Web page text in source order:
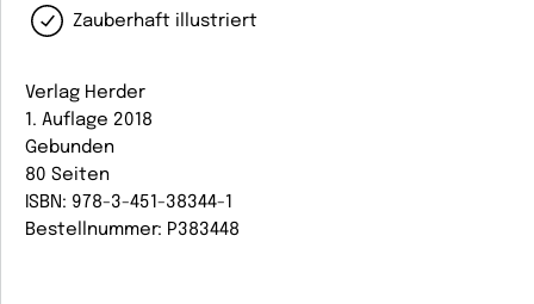
Zauberhaft illustriert
Verlag Herder
1. Auflage 2018
Gebunden
80 Seiten
ISBN: 978-3-451-38344-1
Bestellnummer: P383448